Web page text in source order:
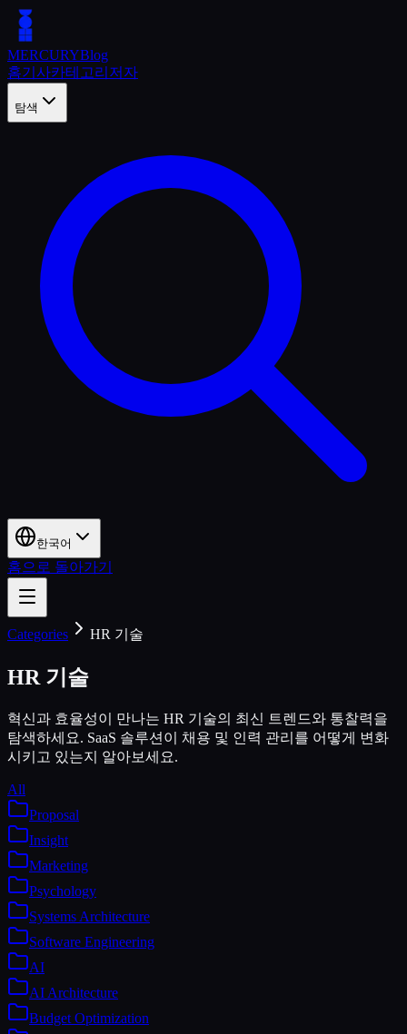
MERCURYBlog
홈기사카테고리 저자
탐색
한국어
홈으로 돌아가기
Categories HR 기술
HR 기술
혁신과 효율성이 만나는 HR 기술의 최신 트렌드와 통찰력을
탐색하세요. SaaS 솔루션이 채용 및 인력 관리를 어떻게 변화
시키고 있는지 알아보세요.
All
Proposal
Insight
Marketing
Psychology
Systems Architecture
Software Engineering
AI
AI Architecture
Budget Optimization